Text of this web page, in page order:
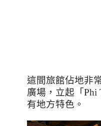
這間旅館佔地非
廣場，立起「 Phi
有地方特色。